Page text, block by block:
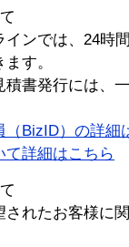
インでは、24時
す。
書発行には、
（BizID）の詳細
て詳細はこちら
されたお客様に